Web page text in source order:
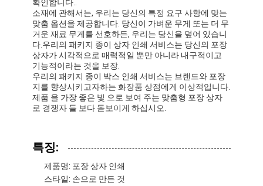
확인합니다..
소재에 관해서는, 우리는 당신의 특정 요구 사항에 맞는
맞춤 옵션을 제공합니다. 당신이 가벼운 무게 또는 더 무
거운 재료 무게를 선호하든, 우리는 당신을 덮어 있습니
다.우리의 패키지 종이 상자 인쇄 서비스는 당신의 포장
상자가 시각적으로 매력적일 뿐만 아니라 내구적이고
기능적이라는 것을 보장.
우리의 패키지 종이 박스 인쇄 서비스는 브랜드와 포장
지를 향상시키고자하는 화장품 상점에게 이상적입니다.
제품 을 가장 좋은 빛 으로 보여 주는 맞춤형 포장 상자
로 경쟁자 들 보다 돋보이게 하십시오.
특징:
제품명: 포장 상자 인쇄
스타일: 손으로 만든 것